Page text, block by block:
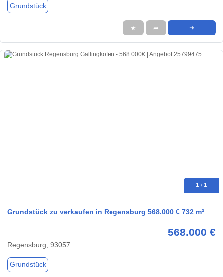
Grundstück
★ ➦ ➜
1 / 1
Grundstück zu verkaufen in Regensburg 568.000 € 732 m²
568.000 €
Regensburg, 93057
Grundstück